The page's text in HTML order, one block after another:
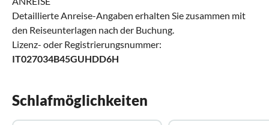
Detaillierte Anreise-Angaben erhalten Sie zusammen mit
den Reiseunterlagen nach der Buchung.
Lizenz- oder Registrierungsnummer:
IT027034B45GUHDD6H
Schlafmöglichkeiten